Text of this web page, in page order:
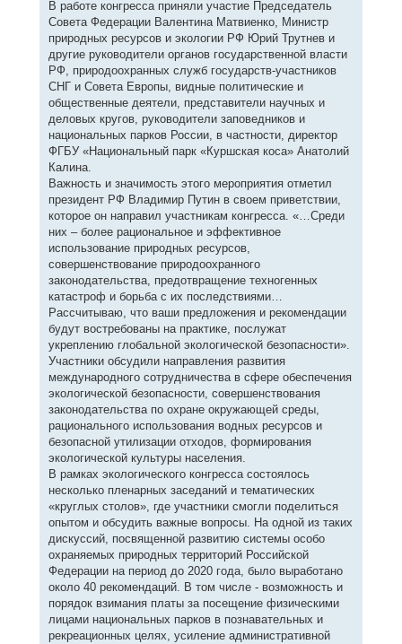
В работе конгресса приняли участие Председатель
Совета Федерации Валентина Матвиенко, Министр
природных ресурсов и экологии РФ Юрий Трутнев и
другие руководители органов государственной власти
РФ, природоохранных служб государств-участников
СНГ и Совета Европы, видные политические и
общественные деятели, представители научных и
деловых кругов, руководители заповедников и
национальных парков России, в частности, директор
ФГБУ «Национальный парк «Куршская коса» Анатолий
Калина.
Важность и значимость этого мероприятия отметил
президент РФ Владимир Путин в своем приветствии,
которое он направил участникам конгресса. «…Среди
них – более рациональное и эффективное
использование природных ресурсов,
совершенствование природоохранного
законодательства, предотвращение техногенных
катастроф и борьба с их последствиями…
Рассчитываю, что ваши предложения и рекомендации
будут востребованы на практике, послужат
укреплению глобальной экологической безопасности».
Участники обсудили направления развития
международного сотрудничества в сфере обеспечения
экологической безопасности, совершенствования
законодательства по охране окружающей среды,
рационального использования водных ресурсов и
безопасной утилизации отходов, формирования
экологической культуры населения.
В рамках экологического конгресса состоялось
несколько пленарных заседаний и тематических
«круглых столов», где участники смогли поделиться
опытом и обсудить важные вопросы. На одной из таких
дискуссий, посвященной развитию системы особо
охраняемых природных территорий Российской
Федерации на период до 2020 года, было выработано
около 40 рекомендаций. В том числе - возможность и
порядок взимания платы за посещение физическими
лицами национальных парков в познавательных и
рекреационных целях, усиление административной